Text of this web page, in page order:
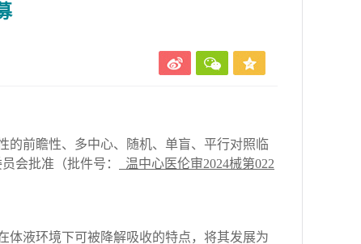
的前瞻性、多中心、随机、单盲、平行对照临
会批准（批件号： 温中心医伦审2024械第022
体液环境下可被降解吸收的特点，将其发展为